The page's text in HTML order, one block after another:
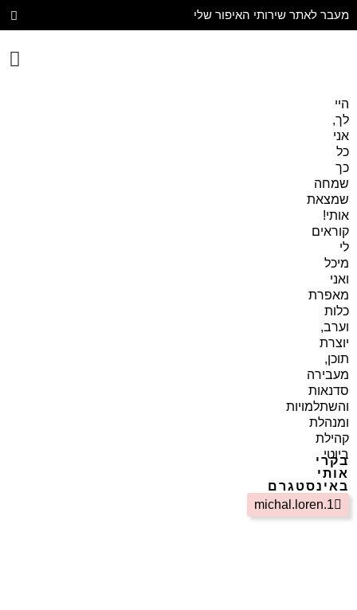
מעבר לאתר שירותי האיפור שלי
היי
לך,
אני
כל
כך
שמחה
שמצאת
אותי!
קוראים
לי
מיכל
ואני
מאפרת
כלות
וערב,
יוצרת
תוכן,
מעבירה
סדנאות
והשתלמויות
ומנהלת
קהילת
ביוטי
בקרי
אותי
באינסטגרם
michal.loren.1